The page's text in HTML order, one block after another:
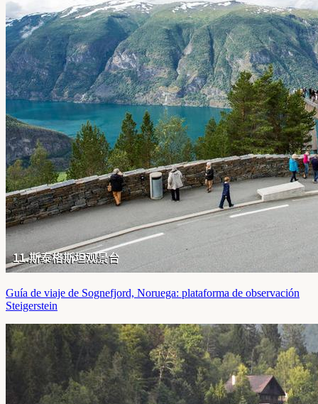
Guía de viaje de Sognefjord, Noruega: plataforma de observación
Steigerstein